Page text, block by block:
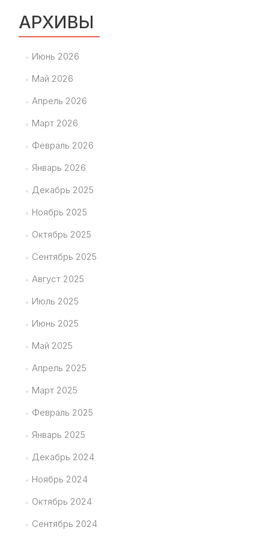
АРХИВЫ
Июнь 2026
Май 2026
Апрель 2026
Март 2026
Февраль 2026
Январь 2026
Декабрь 2025
Ноябрь 2025
Октябрь 2025
Сентябрь 2025
Август 2025
Июль 2025
Июнь 2025
Май 2025
Апрель 2025
Март 2025
Февраль 2025
Январь 2025
Декабрь 2024
Ноябрь 2024
Октябрь 2024
Сентябрь 2024